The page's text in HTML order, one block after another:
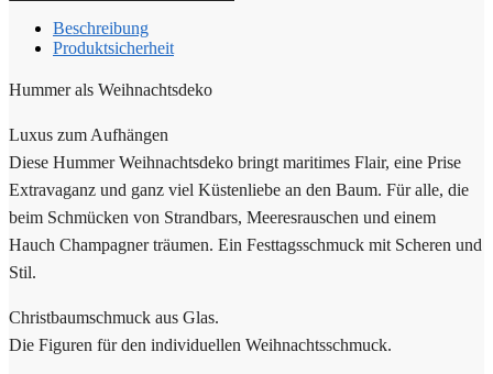
Beschreibung
Produktsicherheit
Hummer als Weihnachtsdeko
Luxus zum Aufhängen
Diese Hummer Weihnachtsdeko bringt maritimes Flair, eine Prise
Extravaganz und ganz viel Küstenliebe an den Baum. Für alle, die
beim Schmücken von Strandbars, Meeresrauschen und einem
Hauch Champagner träumen. Ein Festtagsschmuck mit Scheren und
Stil.
Christbaumschmuck aus Glas.
Die Figuren für den individuellen Weihnachtsschmuck.